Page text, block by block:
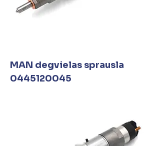
MAN degvielas sprausla
0445120045